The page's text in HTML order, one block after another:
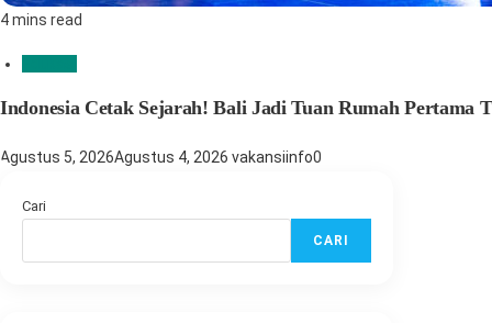
4 mins read
Indonesia Cetak Sejarah! Bali Jadi Tuan Rumah Pertama
Agustus 5, 2026Agustus 4, 2026 vakansiinfo0
Cari
CARI